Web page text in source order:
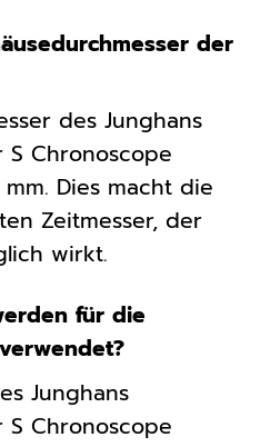
der
des Junghans
Chronoscope
Dies macht die
Zeitmesser, der
wirkt.
für die
Junghans
Chronoscope